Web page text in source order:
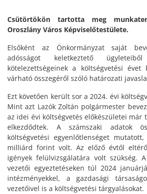
Csütörtökön tartotta meg
Oroszlány Város Képviselőtestülete.
Elsőként az Önkormányzat saját
adósságot keletkeztető
kötelezettségeinek a költségvetési
várható összegéről szóló határozati
Ezt követően került sor a 2024. évi
Mint azt Lazók Zoltán polgármester
az idei évi költségvetés előkészületei már
elkezdődtek. A számszaki adatok
költségvetési egyenlőtlenséget
milliárd forint volt. Az előző évtől
igények felülvizsgálatára volt szükség.
vezetői egyeztetéseken túl 2024
intézményekkel, a gazdasági
vezetőivel is a költségvetési tárgyalásokat.